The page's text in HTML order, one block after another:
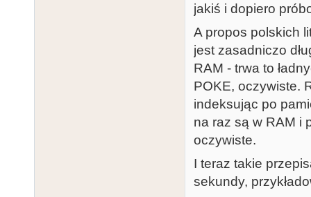
jakiś i dopiero
A propos polskich
jest zasadniczo
RAM - trwa to
POKE, oczywiste.
indeksując po
na raz są w RAM i
oczywiste.
I teraz takie
sekundy,